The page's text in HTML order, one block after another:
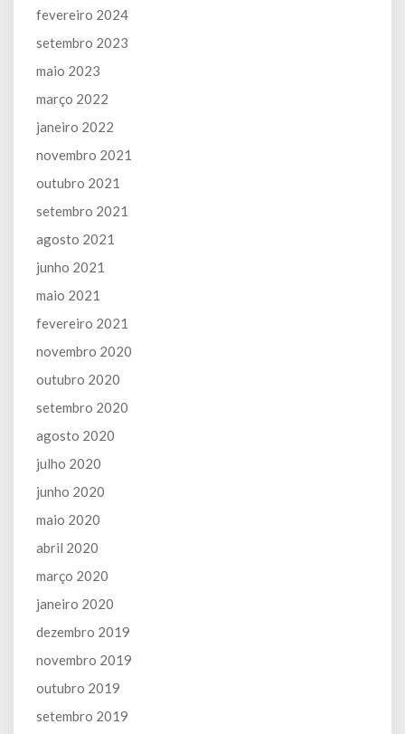
fevereiro 2024
setembro 2023
maio 2023
março 2022
janeiro 2022
novembro 2021
outubro 2021
setembro 2021
agosto 2021
junho 2021
maio 2021
fevereiro 2021
novembro 2020
outubro 2020
setembro 2020
agosto 2020
julho 2020
junho 2020
maio 2020
abril 2020
março 2020
janeiro 2020
dezembro 2019
novembro 2019
outubro 2019
setembro 2019